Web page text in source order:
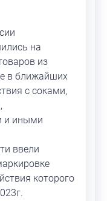
на
из
в ближайших
с соками,
и иными
ввели
которого